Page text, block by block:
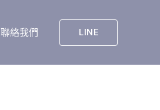
聯絡我們 LINE